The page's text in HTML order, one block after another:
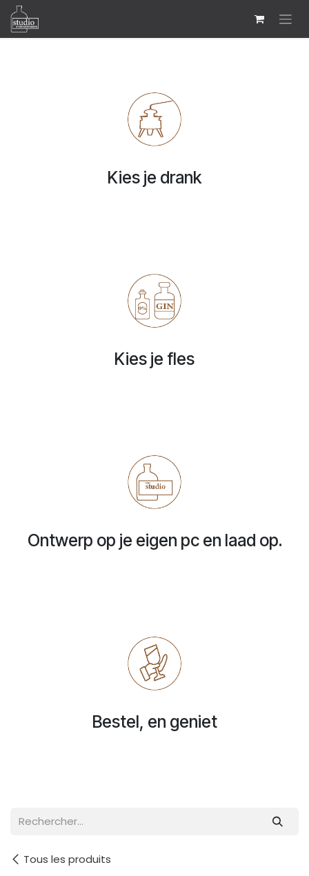
Se rendre au contenu
Kies je drank
Kies je fles
Ontwerp op je eigen pc en laad op.
Bestel, en geniet
Tous les produits